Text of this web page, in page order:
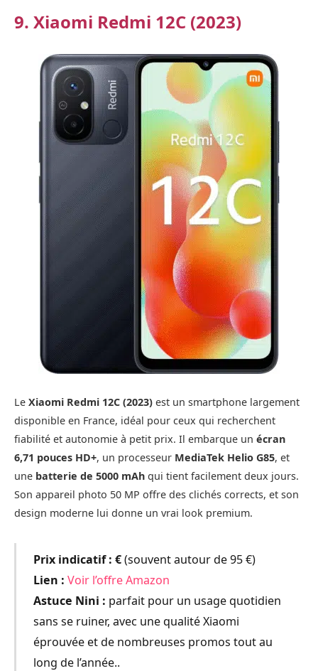
9. Xiaomi Redmi 12C (2023)
Le Xiaomi Redmi 12C (2023) est un smartphone largement
disponible en France, idéal pour ceux qui recherchent
fiabilité et autonomie à petit prix. Il embarque un écran
6,71 pouces HD+, un processeur MediaTek Helio G85, et
une batterie de 5000 mAh qui tient facilement deux jours.
Son appareil photo 50 MP offre des clichés corrects, et son
design moderne lui donne un vrai look premium.
Prix indicatif : €(souvent autour de 95 €)
Lien : Voir l’offre Amazon
Astuce Nini : parfait pour un usage quotidien
sans se ruiner, avec une qualité Xiaomi
éprouvée et de nombreuses promos tout au
long de l’année..